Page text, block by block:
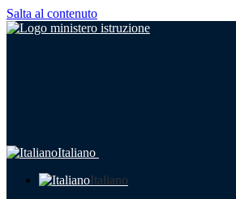
Salta al contenuto
Italiano
Italiano